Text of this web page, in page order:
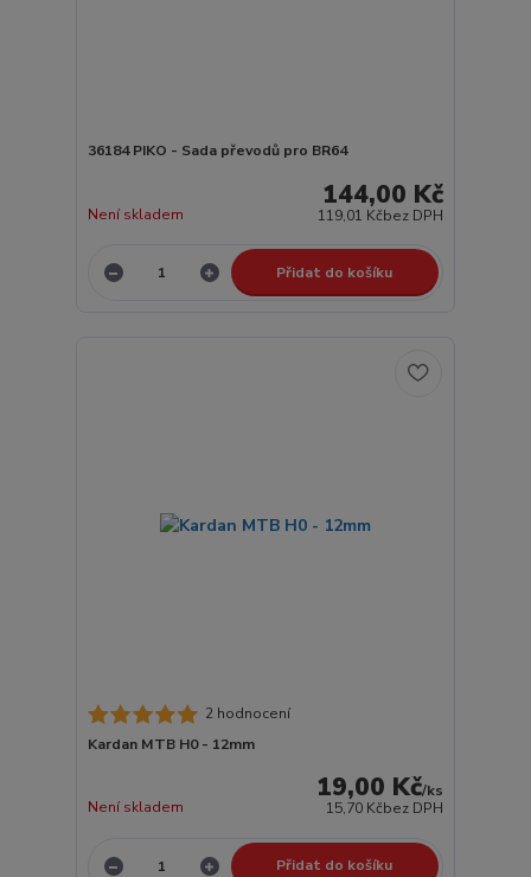
36184 PIKO - Sada převodů pro BR64
144,00 Kč
119,01 Kčbez DPH
Není skladem
Přidat do košíku
2 hodnocení
Kardan MTB H0 - 12mm
19,00 Kč/ks
15,70 Kčbez DPH
Není skladem
Přidat do košíku